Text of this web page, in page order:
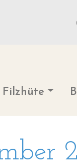
Filzhüte